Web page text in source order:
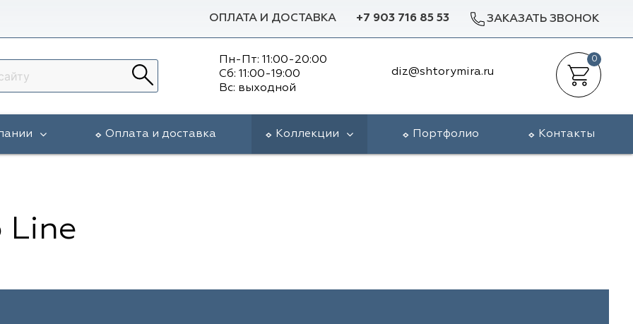
ОПЛАТА И ДОСТАВКА +7 903 716 85 53 ЗАКАЗАТЬ ЗВОНОК
Пн-Пт: 11:00-20:00
Сб: 11:00-19:00
Вс: выходной
diz@shtorymira.ru
0
Оплата и доставка Коллекции Портфолио Контакты
Line